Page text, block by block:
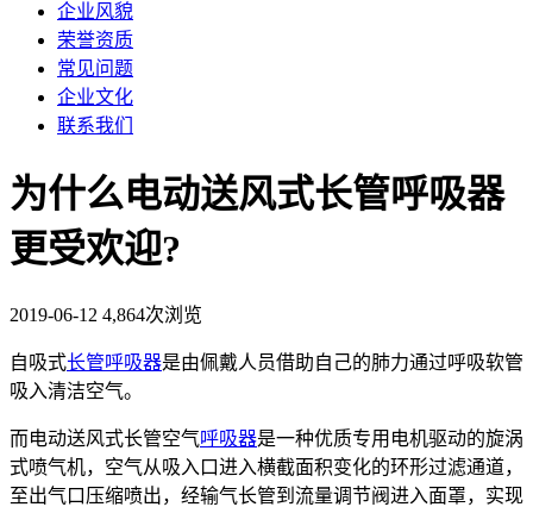
企业风貌
荣誉资质
常见问题
企业文化
联系我们
为什么电动送风式长管呼吸器
更受欢迎?
2019-06-12 4,864次浏览
自吸式长管呼吸器是由佩戴人员借助自己的肺力通过呼吸软管
吸入清洁空气。
而电动送风式长管空气呼吸器是一种优质专用电机驱动的旋涡
式喷气机，空气从吸入口进入横截面积变化的环形过滤通道，
至出气口压缩喷出，经输气长管到流量调节阀进入面罩，实现